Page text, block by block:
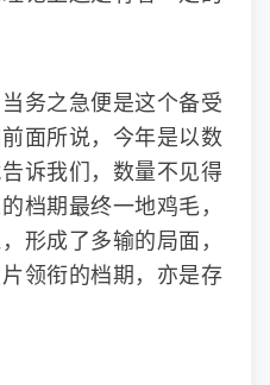
务之急便是这个备受
面所说，今年是以数
诉我们，数量不见得
档期最终一地鸡毛，
形成了多输的局面，
领衔的档期，亦是存